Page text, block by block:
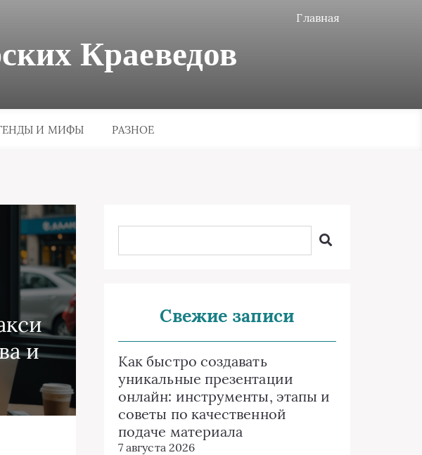
Главная
Краеведов
И МИФЫ РАЗНОЕ
и
Свежие записи
Как быстро создавать
уникальные презентации
онлайн: инструменты, этапы и
советы по качественной
подаче материала
7 августа 2026